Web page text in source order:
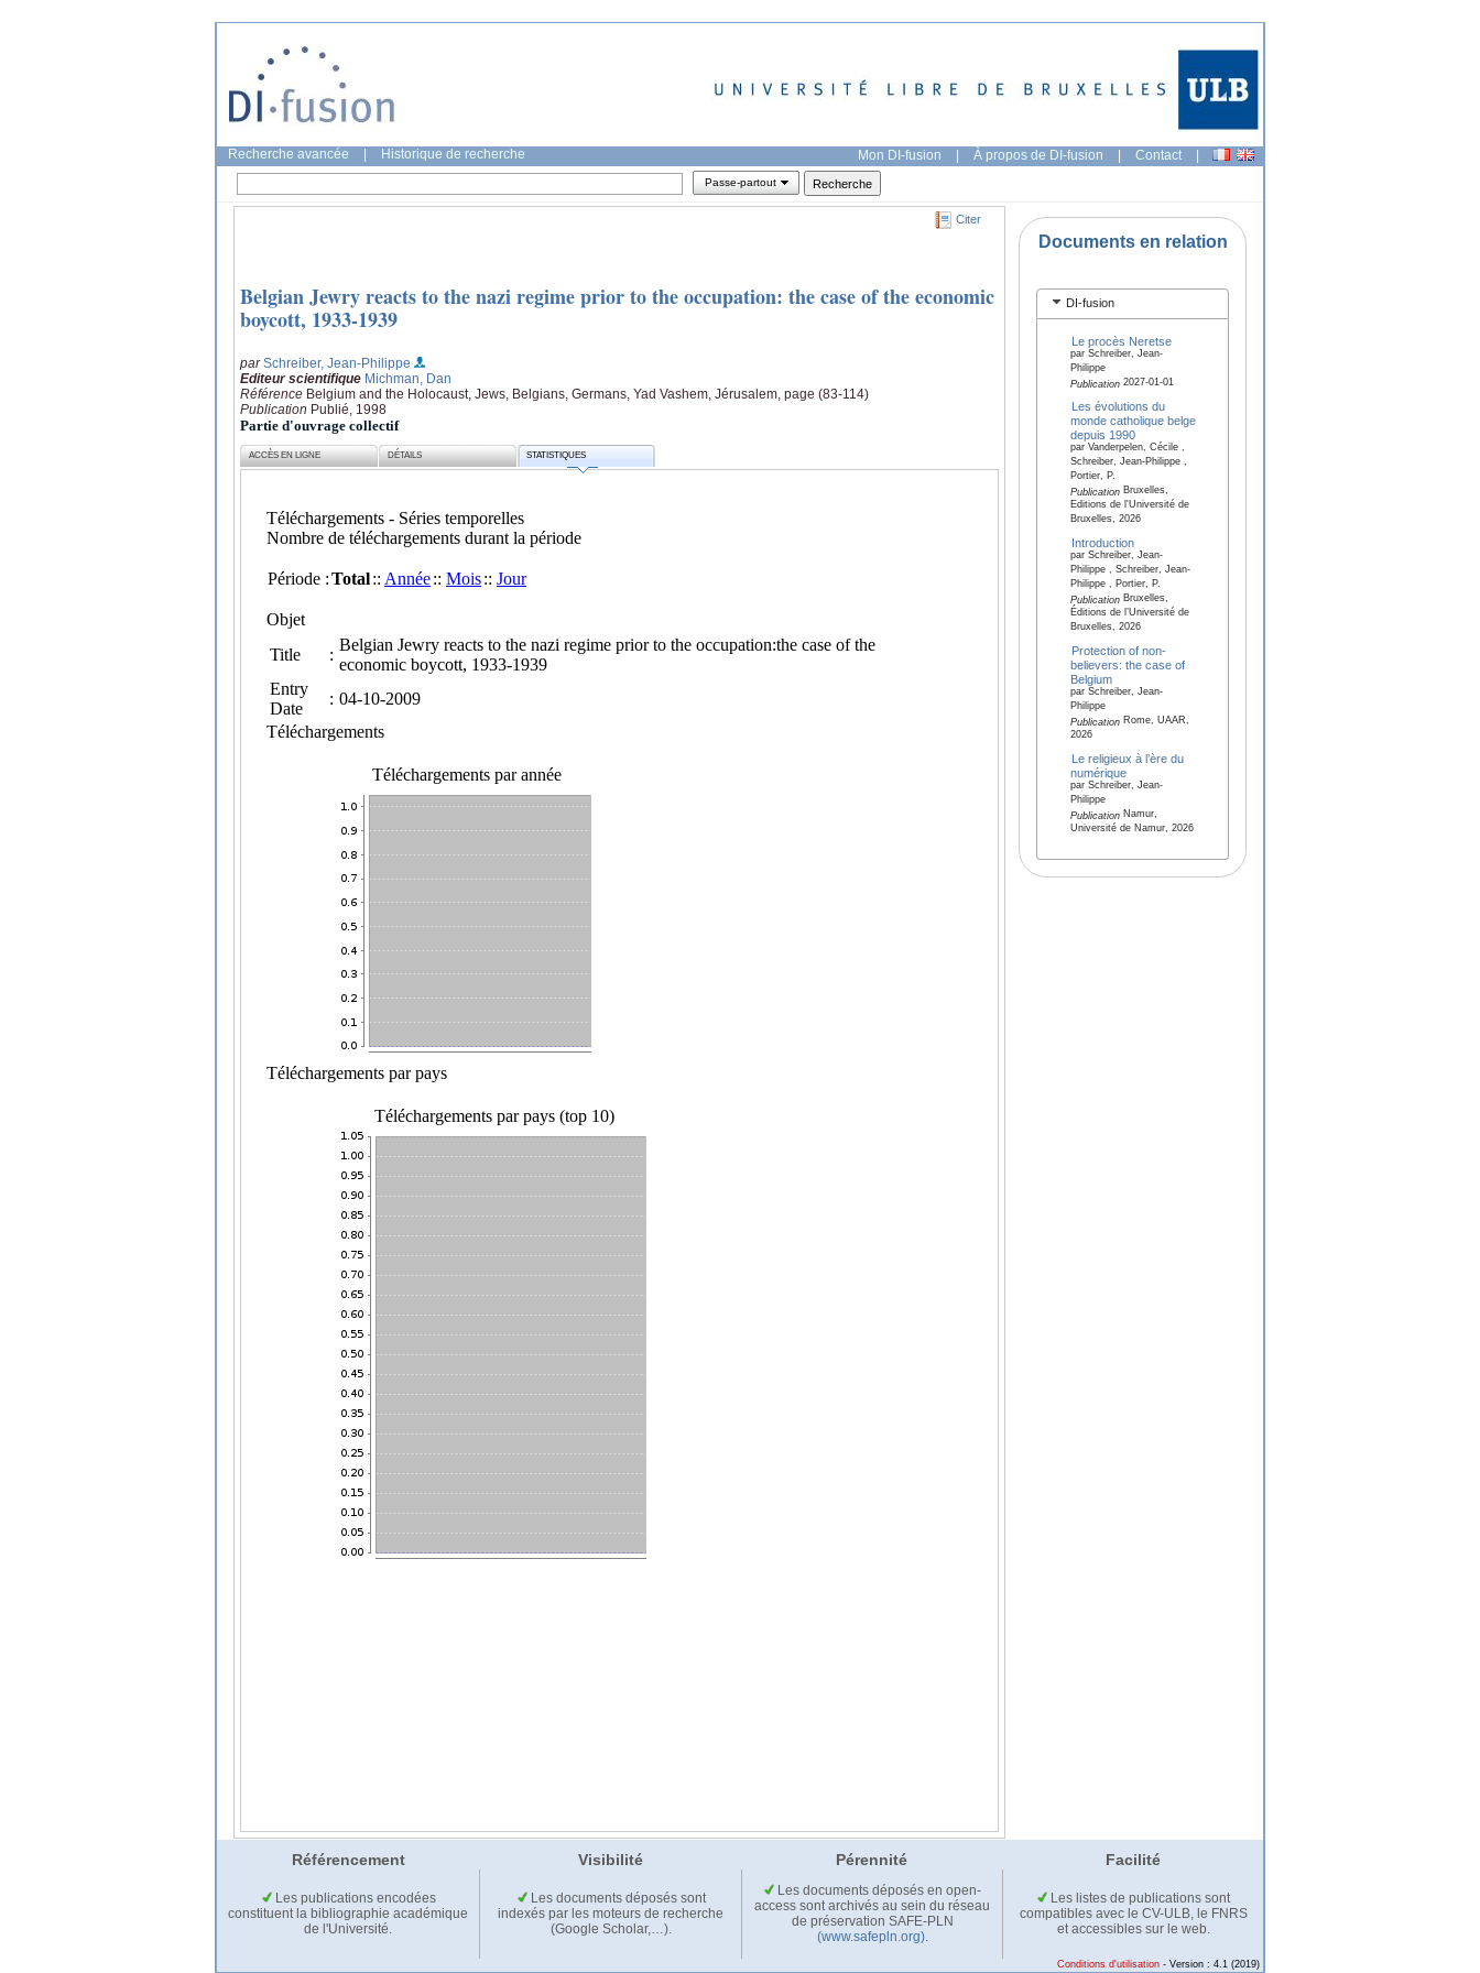
Recherche avancée Historique de recherche Mon DI-fusion | À propos de DI-fusion | Contact |
Passe-partout
Citer
Belgian Jewry reacts to the nazi regime prior to the occupation: the case of the economic
boycott, 1933-1939
parSchreiber, Jean-Philippe
Editeur scientifique Michman, Dan
Référence Belgium and the Holocaust, Jews, Belgians, Germans, Yad Vashem, Jérusalem, page (83-114)
Publication Publié, 1998
Partie d'ouvrage collectif
ACCÈS EN LIGNE DÉTAILS STATISTIQUES
Documents en relation
DI-fusion
Le procès Neretse
par Schreiber, Jean-
Philippe
Publication2027-01-01
Les évolutions du
monde catholique belge
depuis 1990
par Vanderpelen, Cécile ,
Schreiber, Jean-Philippe ,
Portier, P.
PublicationBruxelles,
Editions de l'Université de
Bruxelles, 2026
Introduction
par Schreiber, Jean-
Philippe , Schreiber, Jean-
Philippe , Portier, P.
PublicationBruxelles,
Éditions de l’Université de
Bruxelles, 2026
Protection of non-
believers: the case of
Belgium
par Schreiber, Jean-
Philippe
PublicationRome, UAAR,
2026
Le religieux à l’ère du
numérique
par Schreiber, Jean-
Philippe
PublicationNamur,
Université de Namur, 2026
Référencement Visibilité Pérennité Facilité
Les publications encodées
constituent la bibliographie académique
de l'Université.
Les documents déposés sont
indexés par les moteurs de recherche
(Google Scholar,…).
Les documents déposés en open-
access sont archivés au sein du réseau
de préservation SAFE-PLN
(www.safepln.org).
Les listes de publications sont
compatibles avec le CV-ULB, le FNRS
et accessibles sur le web.
Conditions d'utilisation - Version : 4.1 (2019)